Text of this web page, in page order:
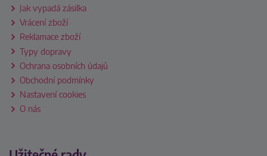
Jak vypadá zásilka
Vrácení zboží
Reklamace zboží
Typy dopravy
Ochrana osobních údajů
Obchodní podmínky
Nastavení cookies
O nás